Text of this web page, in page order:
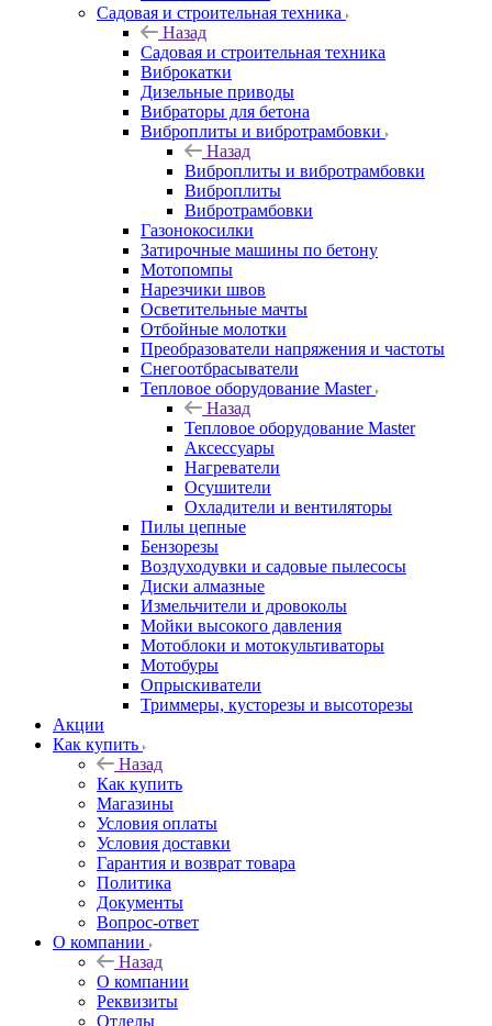
Садовая и строительная техника
Назад
Садовая и строительная техника
Виброкатки
Дизельные приводы
Вибраторы для бетона
Виброплиты и вибротрамбовки
Назад
Виброплиты и вибротрамбовки
Виброплиты
Вибротрамбовки
Газонокосилки
Затирочные машины по бетону
Мотопомпы
Нарезчики швов
Осветительные мачты
Отбойные молотки
Преобразователи напряжения и частоты
Снегоотбрасыватели
Тепловое оборудование Master
Назад
Тепловое оборудование Master
Аксессуары
Нагреватели
Осушители
Охладители и вентиляторы
Пилы цепные
Бензорезы
Воздуходувки и садовые пылесосы
Диски алмазные
Измельчители и дровоколы
Мойки высокого давления
Мотоблоки и мотокультиваторы
Мотобуры
Опрыскиватели
Триммеры, кусторезы и высоторезы
Акции
Как купить
Назад
Как купить
Магазины
Условия оплаты
Условия доставки
Гарантия и возврат товара
Политика
Документы
Вопрос-ответ
О компании
Назад
О компании
Реквизиты
Отделы